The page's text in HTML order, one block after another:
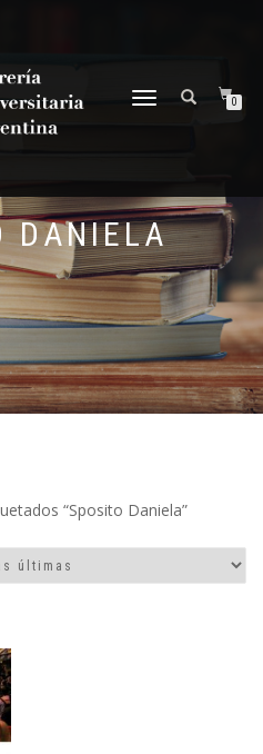
NAVEGACIÓN
0
DANIELA
“Sposito Daniela”